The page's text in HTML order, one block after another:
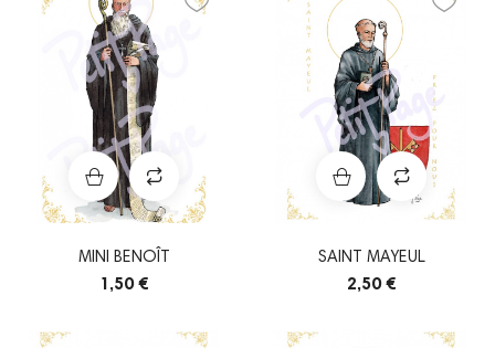
MINI BENOÎT
1,50 €
SAINT MAYEUL
2,50 €